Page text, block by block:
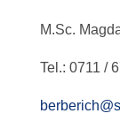
M.Sc.
Tel.: 0711 /